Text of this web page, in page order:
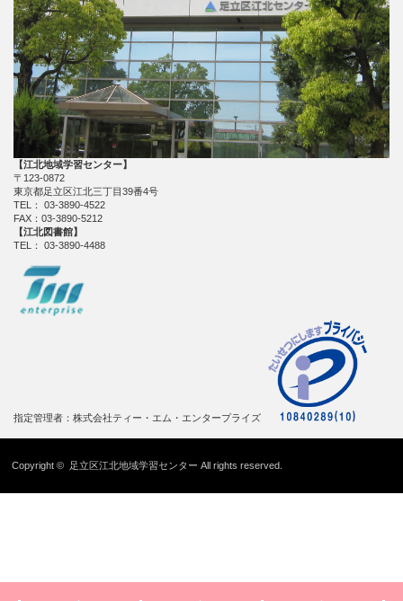
【江北地域学習センター】
〒123-0872
東京都足立区江北三丁目39番4号
TEL： 03-3890-4522
FAX：03-3890-5212
【江北図書館】
TEL： 03-3890-4488
指定管理者：株式会社ティー・エム・エンタープライズ
Copyright © 足立区江北地域学習センター All rights reserved.